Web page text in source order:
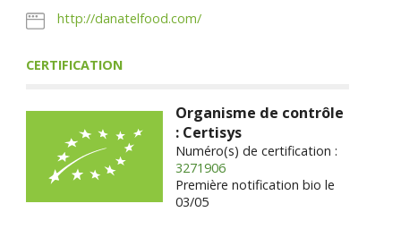
http://danatelfood.com/
CERTIFICATION
Organisme de contrôle
: Certisys
Numéro(s) de certification :
3271906
Première notification bio le
03/05